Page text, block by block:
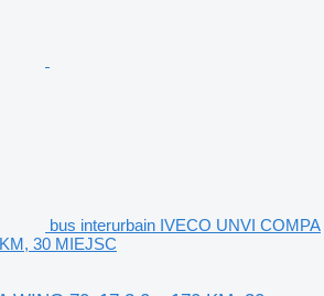
bus interurbain IVECO UNVI COMPA
30 MIEJSC